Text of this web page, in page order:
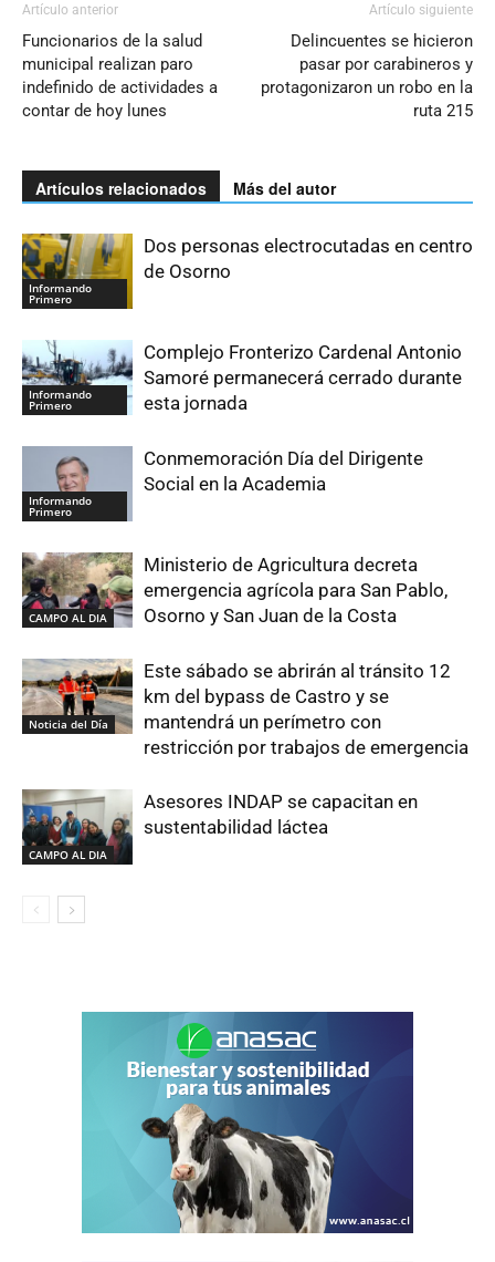
Artículo anterior
Funcionarios de la salud
municipal realizan paro
indefinido de actividades a
contar de hoy lunes
Artículo siguiente
Delincuentes se hicieron
pasar por carabineros y
protagonizaron un robo en la
ruta 215
Artículos relacionados Más del autor
Informando
Primero
Dos personas electrocutadas en centro
de Osorno
Informando
Primero
Complejo Fronterizo Cardenal Antonio
Samoré permanecerá cerrado durante
esta jornada
Informando
Primero
Conmemoración Día del Dirigente
Social en la Academia
CAMPO AL DIA
Ministerio de Agricultura decreta
emergencia agrícola para San Pablo,
Osorno y San Juan de la Costa
Noticia del Día
Este sábado se abrirán al tránsito 12
km del bypass de Castro y se
mantendrá un perímetro con
restricción por trabajos de emergencia
CAMPO AL DIA
Asesores INDAP se capacitan en
sustentabilidad láctea